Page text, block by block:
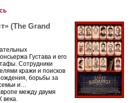
(The Grand
Густава и его
Сотрудники
кражи и поисков
борьбы за
и…
между двумя
века.